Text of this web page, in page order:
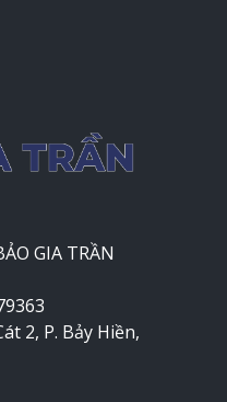
GIA TRẦN
2, P. Bảy Hiền,